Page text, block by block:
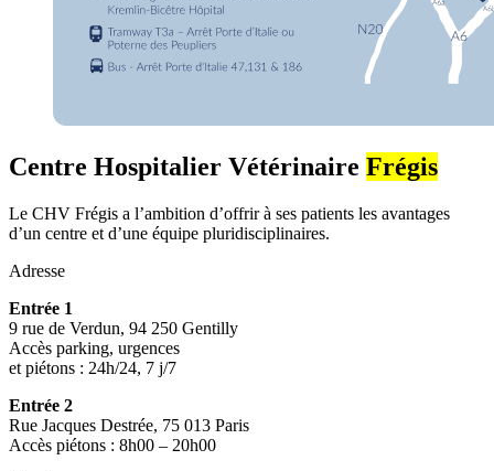
Centre Hospitalier Vétérinaire Frégis
Le CHV Frégis a l’ambition d’offrir à ses patients les avantages
d’un centre et d’une équipe pluridisciplinaires.
Adresse
Entrée 1
9 rue de Verdun, 94 250 Gentilly
Accès parking, urgences
et piétons : 24h/24, 7 j/7
Entrée 2
Rue Jacques Destrée, 75 013 Paris
Accès piétons : 8h00 – 20h00